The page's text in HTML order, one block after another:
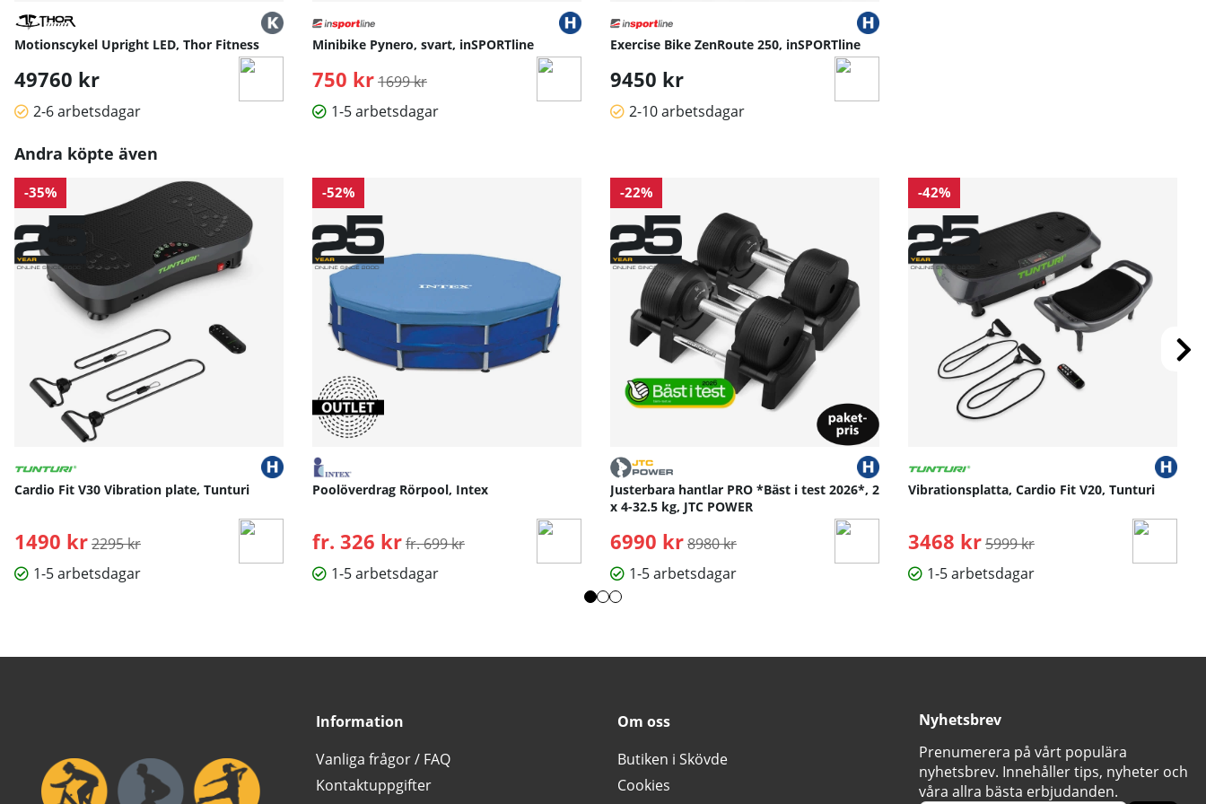
Länk till Hammer Workouts Online »
Med HAMMER Workouts
erbjuder vi dig ständigt nya och motiverande klasser. Träna tillsammans med våra expertutbildare och uppnå dina individuella fitnessmål i 10 till 50 minuters
träningspass. Oavsett om det gäller smartphone, surfplatta eller laptop, ingen ytterligare prenumeration krävs.
Bruksanvisning / manual »
Motionscykel Upright LED, Thor Fitness
49760 kr
2-6 arbetsdagar
Minibike Pynero, svart, inSPORTline
750 kr Ordinarie pris:
1699 kr
1-5 arbetsdagar
Exercise Bike ZenRoute 250, inSPORTline
9450 kr
2-10 arbetsdagar
Andra köpte även
-35%
Cardio Fit V30 Vibration plate, Tunturi
1490 kr Ordinarie pris:
2295 kr
1-5 arbetsdagar
-52%
Poolöverdrag Rörpool, Intex
fr. 326 krOrdinarie pris:
fr. 699 kr
1-5 arbetsdagar
-22%
Justerbara hantlar PRO *Bäst i test 2026*, 2
x 4-32.5 kg, JTC POWER
6990 kr Ordinarie pris:
8980 kr
1-5 arbetsdagar
-42%
Vibrationsplatta, Cardio Fit V20, Tunturi
3468 kr Ordinarie pris:
5999 kr
1-5 arbetsdagar
Information
Vanliga frågor / FAQ
Kontaktuppgifter
Om oss
Butiken i Skövde
Cookies
Nyhetsbrev
Prenumerera på vårt populära
nyhetsbrev. Innehåller tips, nyheter och
våra allra bästa erbjudanden.